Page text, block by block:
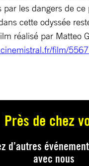
par les dangers de
cette odyssée
réalisé par Matteo
film/
Près de chez
d’autres
avec nous